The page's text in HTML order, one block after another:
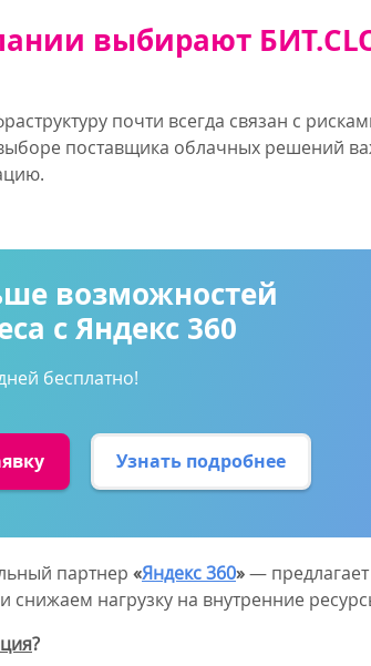
выбирают
почти всегда связан с
поставщика облачных решений
возможностей
с Яндекс 360
бесплатно!
Узнать подробнее
партнер «Яндекс 360»—
снижаем нагрузку на внутренние
?